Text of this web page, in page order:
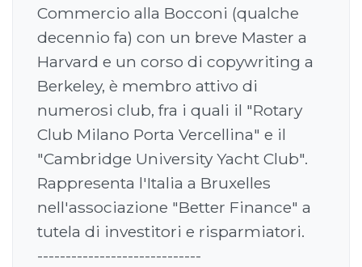
Commercio alla Bocconi (qualche
decennio fa) con un breve Master a
Harvard e un corso di copywriting a
Berkeley, è membro attivo di
numerosi club, fra i quali il "Rotary
Club Milano Porta Vercellina" e il
"Cambridge University Yacht Club".
Rappresenta l'Italia a Bruxelles
nell'associazione "Better Finance" a
tutela di investitori e risparmiatori.
-----------------------------